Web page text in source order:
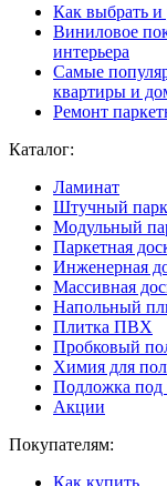
Как выбрать
Виниловое
интерьера
Самые
квартиры и
Ремонт
Каталог:
Ламинат
Штучный
Модульный
Паркетная
Инженерная
Массивная
Напольный
Плитка ПВХ
Пробковый
Химия для
Подложка под
Акции
Покупателям:
Как купить